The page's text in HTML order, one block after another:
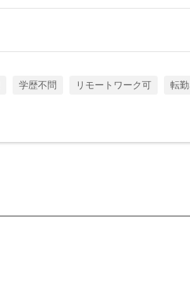
学歴不問 リモートワーク可 転